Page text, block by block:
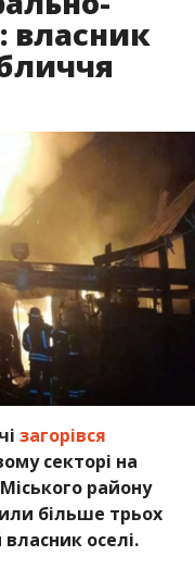
власник
загорівся
секторі на
району
більше трьох
оселі.